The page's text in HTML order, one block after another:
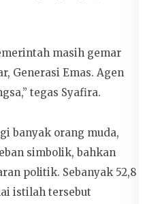
masih gemar
Generasi Emas. Agen
tegas Syafira.
banyak orang muda,
simbolik, bahkan
politik. Sebanyak 52,8
istilah tersebut